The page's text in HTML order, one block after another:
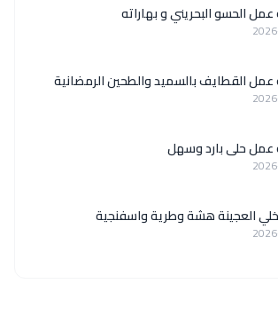
الحسو البحريني و بهاراته
القطايف بالسميد والطحين الرمضانية
عمل حلى بارد وسهل
العجينة هشة وطرية واسفنجية